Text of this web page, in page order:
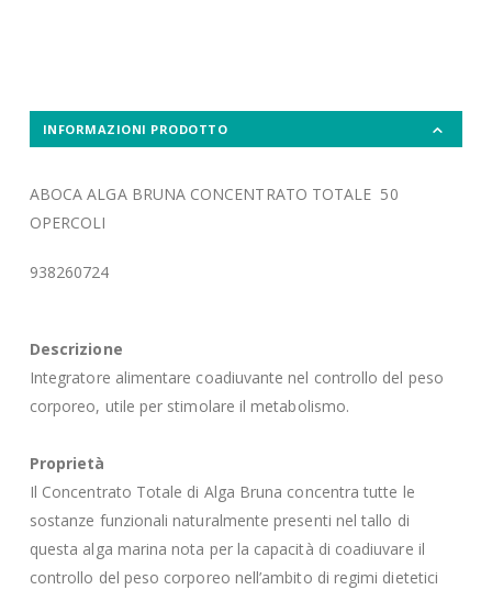
INFORMAZIONI PRODOTTO
ABOCA ALGA BRUNA CONCENTRATO TOTALE 50
OPERCOLI
938260724
Descrizione
Integratore alimentare coadiuvante nel controllo del peso
corporeo, utile per stimolare il metabolismo.
Proprietà
Il Concentrato Totale di Alga Bruna concentra tutte le
sostanze funzionali naturalmente presenti nel tallo di
questa alga marina nota per la capacità di coadiuvare il
controllo del peso corporeo nell’ambito di regimi dietetici